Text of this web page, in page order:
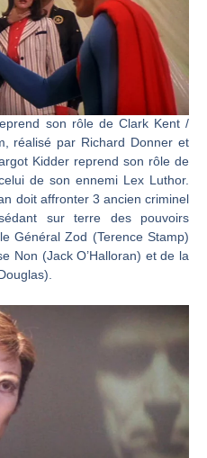
son rôle de Clark Kent /
réalisé par Richard Donner et
Kidder reprend son rôle de
de son ennemi Lex Luthor.
doit affronter 3 ancien criminel
sur terre des pouvoirs
Général Zod (Terence Stamp)
Non (Jack O’Halloran) et de la